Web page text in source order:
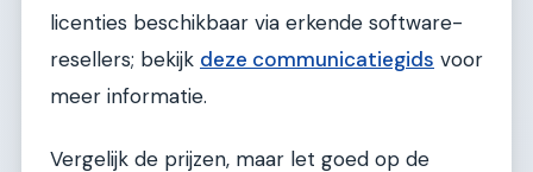
licenties beschikbaar via erkende software-
resellers; bekijk deze communicatiegids voor
meer informatie.
Vergelijk de prijzen, maar let goed op de